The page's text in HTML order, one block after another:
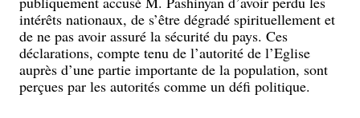
intérêts nationaux, de s’être dégradé spirituellement et
de ne pas avoir assuré la sécurité du pays. Ces
déclarations, compte tenu de l’autorité de l’Eglise
auprès d’une partie importante de la population, sont
perçues par les autorités comme un défi politique.